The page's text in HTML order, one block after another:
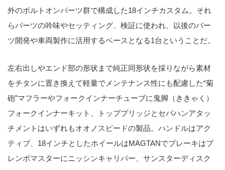
外のボルトオンパーツ群で構成した18インチカスタム。それ
らパーツの吟味やセッティング、検証に使われ、以後のパー
ツ開発や車両製作に活用するベースとなる1台ということだ。
左右出しやエンド部の形状まで純正同形状を採りながら素材
をチタンに置き換えて軽量でメンテナンス性にも配慮した“菊
砲”マフラーやフォークインナーチューブに鬼脚（ききゃく）
フォークインナーキット、トップブリッジとセパハンアタッ
チメントはいずれもオオノスピードの製品。ハンドルはアク
ティブ、18インチとしたホイールはMAGTANでブレーキはブ
レンボマスターにニッシンキャリパー、サンスターディスク